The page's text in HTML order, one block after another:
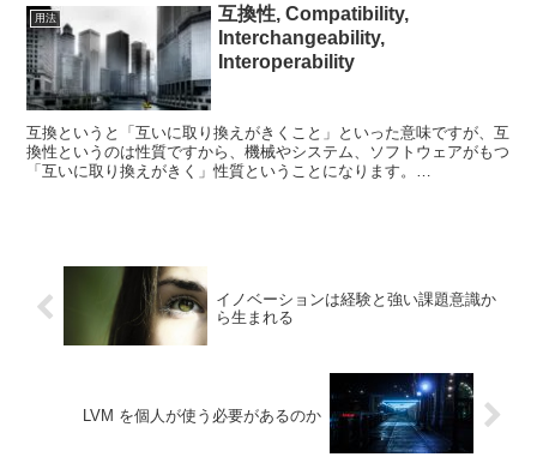
用法
互換性, Compatibility,
Interchangeability,
Interoperability
互換というと「互いに取り換えがきくこと」といった意味ですが、互
換性というのは性質ですから、機械やシステム、ソフトウェアがもつ
「互いに取り換えがきく」性質ということになります。
イノベーションは経験と強い課題意識か
ら生まれる
LVM を個人が使う必要があるのか